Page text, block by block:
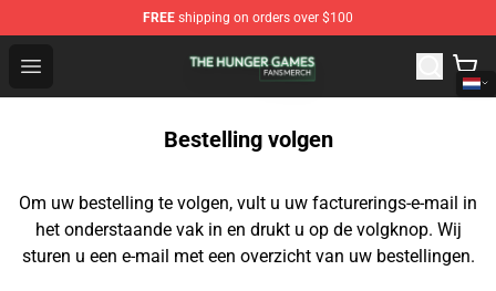
FREE shipping on orders over $100
Open menu
The Hunger Games Shop - Official The Hunger Games
Bestelling volgen
Om uw bestelling te volgen, vult u uw facturerings-e-mail in
het onderstaande vak in en drukt u op de volgknop. Wij
sturen u een e-mail met een overzicht van uw bestellingen.